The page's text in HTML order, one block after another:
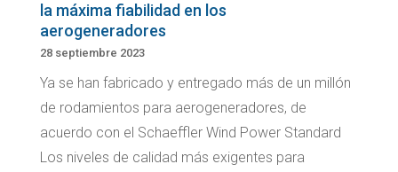
la máxima fiabilidad en los
aerogeneradores
28 septiembre 2023
Ya se han fabricado y entregado más de un millón
de rodamientos para aerogeneradores, de
acuerdo con el Schaeffler Wind Power Standard
Los niveles de calidad más exigentes para